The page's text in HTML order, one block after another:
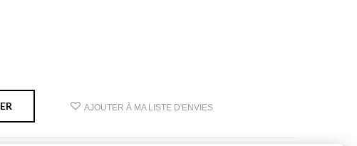
AJOUTER À MA LISTE D'ENVIES